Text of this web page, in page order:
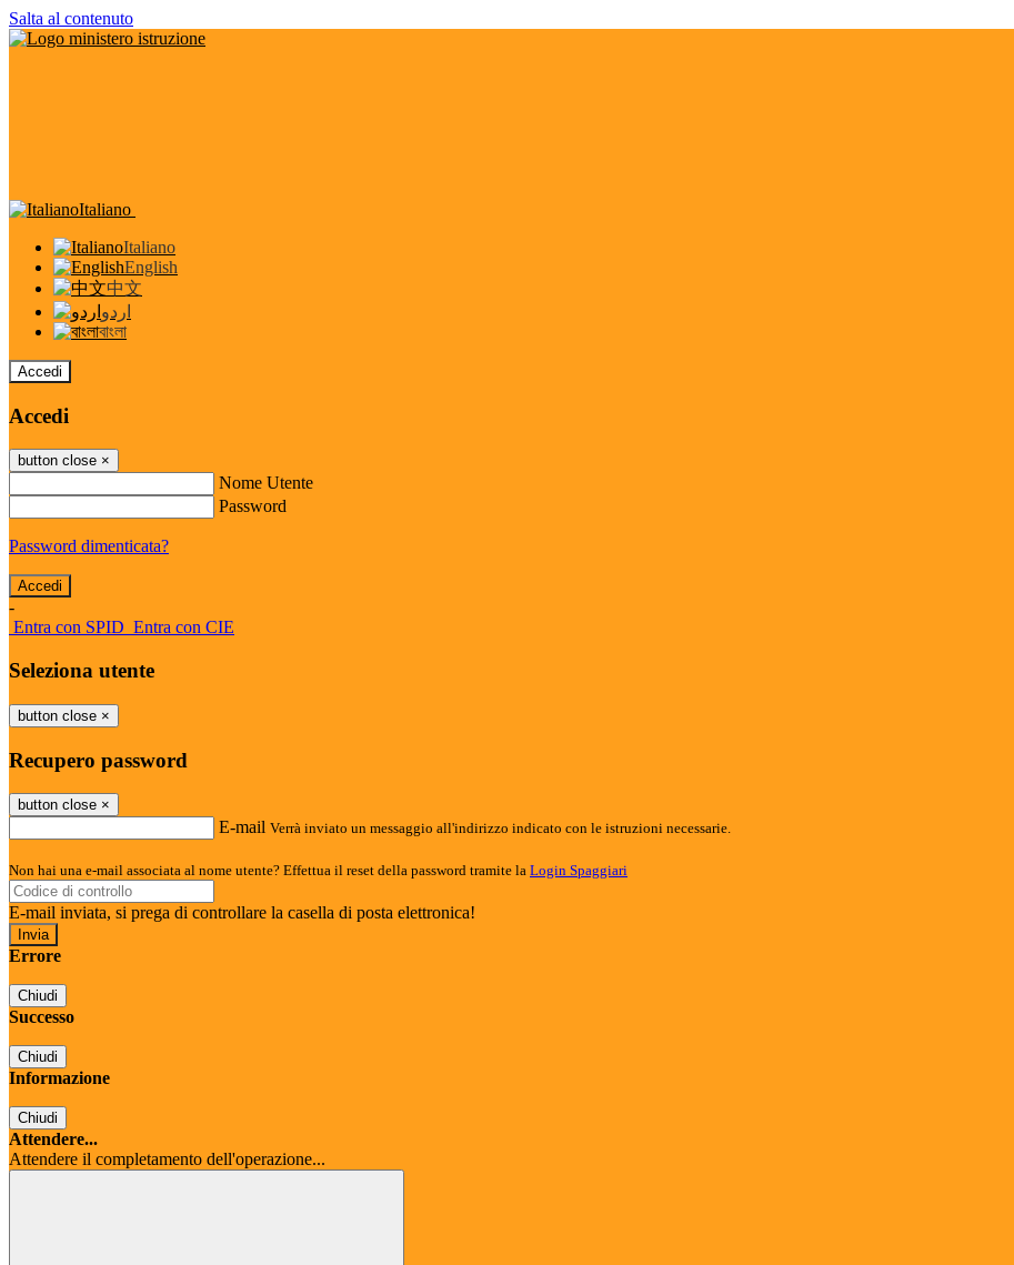
Salta al contenuto
Italiano
Italiano
English
中文
اردو
বাংলা
Accedi
Accedi
button close ×
Nome Utente
Password
Password dimenticata?
-
Entra con SPID Entra con CIE
Seleziona utente
button close ×
Recupero password
button close ×
E-mail Verrà inviato un messaggio all'indirizzo indicato con le istruzioni necessarie.
Non hai una e-mail associata al nome utente? Effettua il reset della password tramite la Login Spaggiari
E-mail inviata, si prega di controllare la casella di posta elettronica!
Errore
Chiudi
Successo
Chiudi
Informazione
Chiudi
Attendere...
Attendere il completamento dell'operazione...